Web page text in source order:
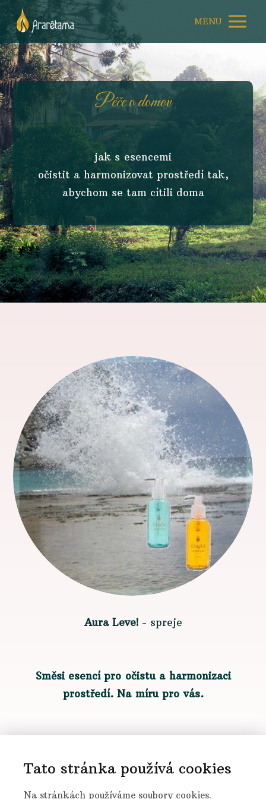
MENU
Péče o domov
jak s esencemi
očistit a harmonizovat prostředí tak,
abychom se tam cítili doma
Aura Leve!- spreje
Směsi esencí pro očistu a harmonizaci
prostředí. Na míru pro vás.
Tato stránka používá cookies
Na stránkách používáme soubory cookies.